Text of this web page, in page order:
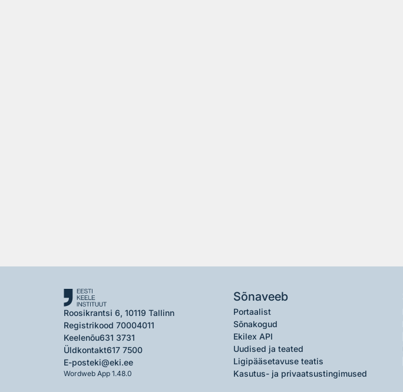
Roosikrantsi 6, 10119 Tallinn
Registrikood 70004011
Keelenõu631 3731
Üldkontakt617 7500
E-posteki@eki.ee
Wordweb App 1.48.0
Sõnaveeb
Portaalist
Sõnakogud
Ekilex API
Uudised ja teated
Ligipääsetavuse teatis
Kasutus- ja privaatsustingimused